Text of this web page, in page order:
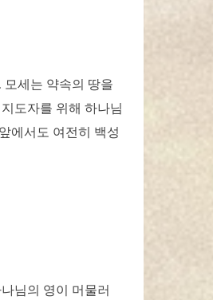
세는 약속의 땅을
도자를 위해 하나님
에서도 여전히 백성
님의 영이 머물러